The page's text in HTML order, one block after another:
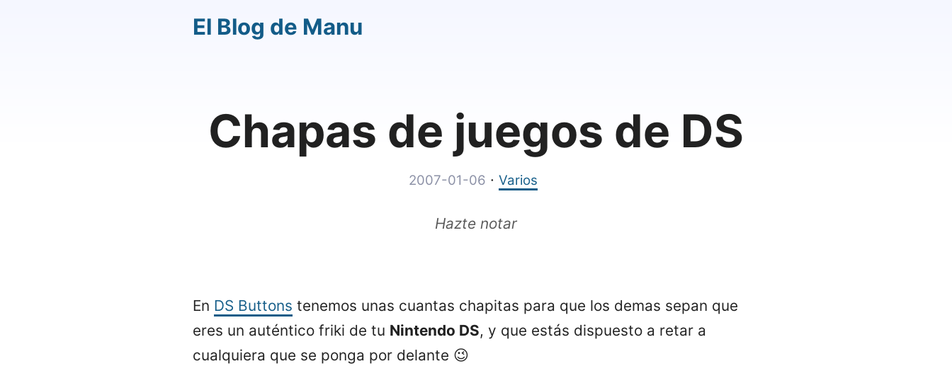
El Blog de Manu
Chapas de juegos de DS
2007-01-06 ·Varios
Hazte notar
En DS Buttons tenemos unas cuantas chapitas para que los demas sepan que
eres un auténtico friki de tu Nintendo DS, y que estás dispuesto a retar a
cualquiera que se ponga por delante 😉